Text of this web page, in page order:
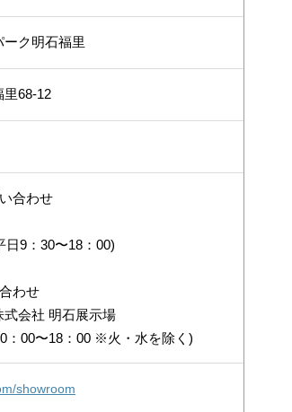
ク明石福里
里68-12
合わせ
日9：30〜18：00)
わせ
会社 明石展示場
：00〜18：00 ※火・水を除く)
showroom